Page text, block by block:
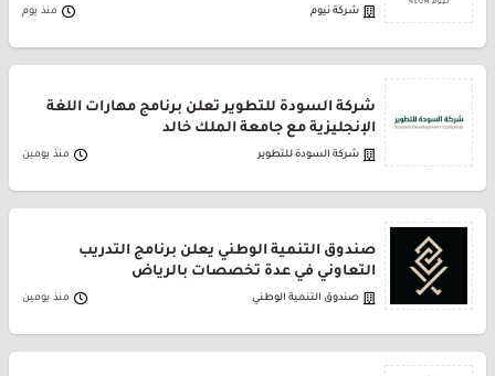
شركة نيوم منذ يوم
شركة السودة للتطوير تعلن برنامج مهارات اللغة
الإنجليزية مع جامعة الملك خالد
شركة السودة للتطوير منذ يومين
صندوق التنمية الوطني يعلن برنامج التدريب
التعاوني في عدة تخصصات بالرياض
صندوق التنمية الوطني منذ يومين